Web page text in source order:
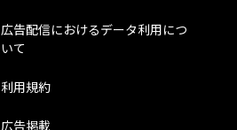
広告配信におけるデータ利用につ
いて
利用規約
広告掲載